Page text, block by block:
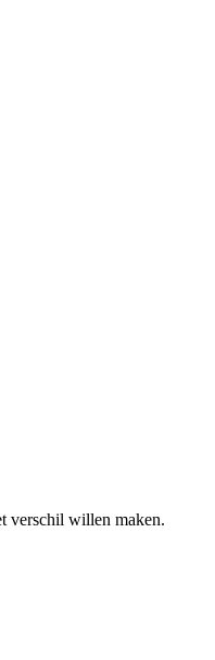
verschil willen maken.